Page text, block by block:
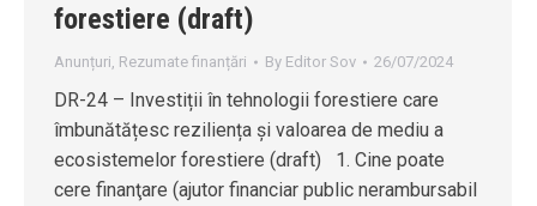
forestiere (draft)
Anunțuri Rezumate finanțări By Editor Sov 26/07/2024
DR-24 – Investiții în tehnologii forestiere care
îmbunătățesc reziliența și valoarea de mediu a
ecosistemelor forestiere (draft) 1. Cine poate
cere finanţare (ajutor financiar public nerambursabil